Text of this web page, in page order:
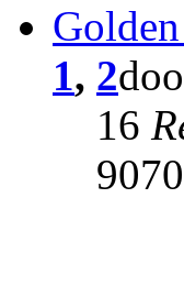
1, 2
16
9070